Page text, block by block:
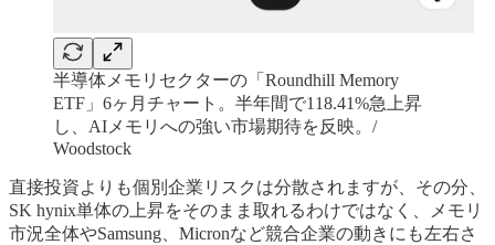
半導体メモリセクターの「Roundhill Memory
ETF」6ヶ月チャート。半年間で118.41%急上昇
し、AIメモリへの強い市場期待を反映。/
Woodstock
直接投資よりも個別企業リスクは分散されますが、その分、
SK hynix単体の上昇をそのまま取れるわけではなく、メモリ
市況全体やSamsung、Micronなど競合企業の動きにも左右さ